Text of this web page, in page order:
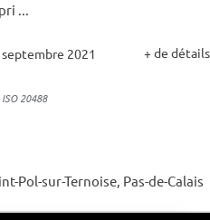
...
septembre 2021
+ de détails
20488
Pol-sur-Ternoise, Pas-de-Calais